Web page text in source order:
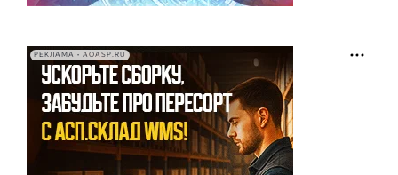
РЕКЛАМА • AOASP.RU